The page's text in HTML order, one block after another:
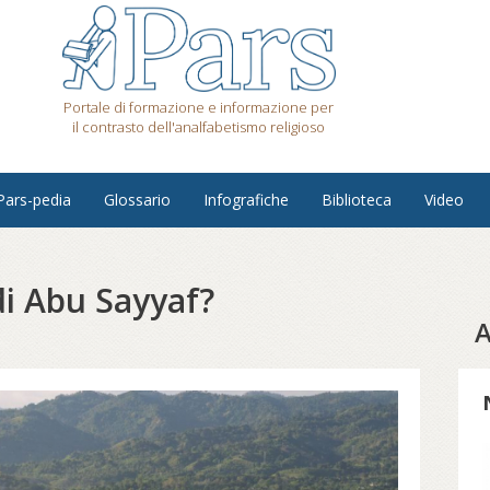
Portale di formazione e informazione per
il contrasto dell'analfabetismo religioso
pedia Glossario Infografiche Biblioteca Video
Abu Sayyaf?